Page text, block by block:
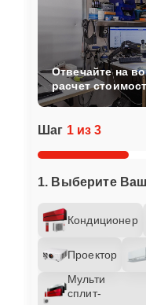
Шаг 1 из 3
1. Выберите
Кондиционер
Проектор
Мульти
сплит-
Отвечайте на
расчет